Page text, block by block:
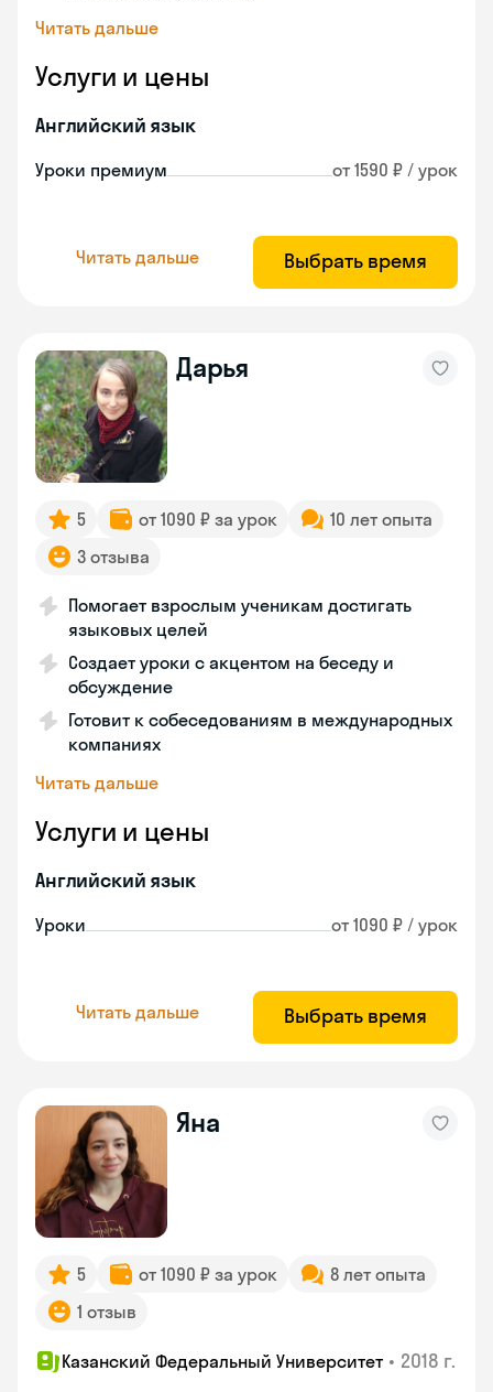
Читать дальше
Услуги и цены
Английский язык
Уроки премиум от 1590 ₽ / урок
Читать дальше Выбрать время
Дарья
5 от 1090 ₽ за урок
10 лет опыта
3 отзыва
Помогает взрослым ученикам достигать
языковых целей
Создает уроки с акцентом на беседу и
обсуждение
Готовит к собеседованиям в международных
компаниях
Читать дальше
Услуги и цены
Английский язык
Уроки от 1090 ₽ / урок
Читать дальше Выбрать время
Яна
5 от 1090 ₽ за урок
8 лет опыта
1 отзыв
Казанский Федеральный Университет • 2018 г.